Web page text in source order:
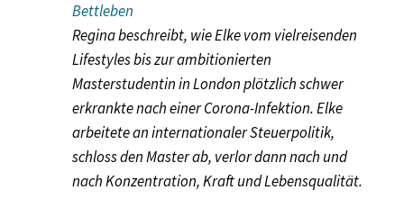
Bettleben
Regina beschreibt, wie Elke vom vielreisenden
Lifestyles bis zur ambitionierten
Masterstudentin in London plötzlich schwer
erkrankte nach einer Corona-Infektion. Elke
arbeitete an internationaler Steuerpolitik,
schloss den Master ab, verlor dann nach und
nach Konzentration, Kraft und Lebensqualität.